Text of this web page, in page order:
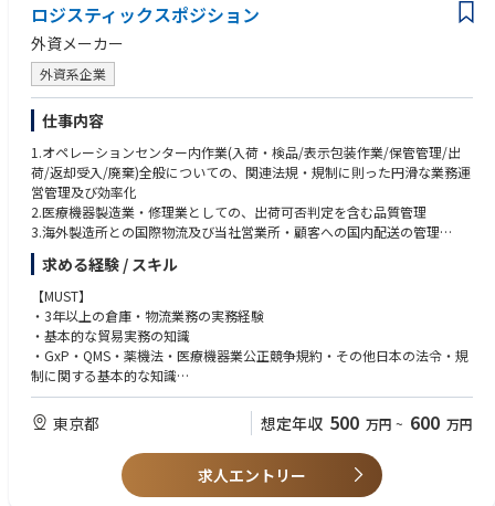
ロジスティックスポジション
外資メーカー
外資系企業
仕事内容
1.オペレーションセンター内作業(入荷・検品/表示包装作業/保管管理/出
荷/返却受入/廃棄)全般についての、関連法規・規制に則った円滑な業務運
営管理及び効率化
2.医療機器製造業・修理業としての、出荷可否判定を含む品質管理
3.海外製造所との国際物流及び当社営業所・顧客への国内配送の管理
4.国内の製品在庫・固定資産(デモ品・ローン品)の保管管理
キーとなる業務
1.オペレーションセンター内作業の業務運営管理及び効率化
・3PL業者への委託業務のサポート・トラブルシューティング
・3PL業者のKPIモニタリングと、定期的な是正・改善指導
・オペレーションセンター内作業の標準化・手順化と3PLへの業務委託促
・オペレーションセンター内作業全般の効率化・費用対効果の向上
2.医療機器製造業・修理業としての品質管理
・3PL業者に委託する製造・検査作業標準の整備
・3PL業者の製造・検査作業結果に対する出荷可否判定業務
・不適合品・不合格品の処置及び返送準備
求める経験 / スキル
【MUST】
・3年以上の倉庫・物流業務の実務経験
・基本的な貿易実務の知識
・GxP・QMS・薬機法・医療機器業公正競争規約・その他日本の法令・規
制に関する基本的な知識
・業務標準化・改善の経験・導入能力
・定量的な見方や分析、指標管理能力
【PREFERRED】
・3PL業者・委託先倉庫業務の管理経験
・SOXへの対応経験
東京都 想定年収 500 万円 ~ 600 万円
求人エントリー